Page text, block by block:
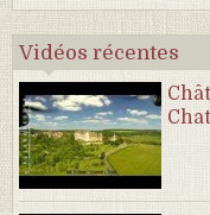
Vidéos récentes